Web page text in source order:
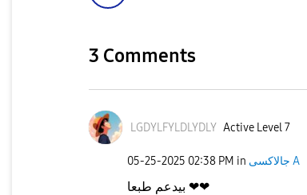
3 Comments
LGDYLFYLDLYDLY Active Level 7
‎05-25-2025 02:38 PM in جالاكسى A
بيدعم طبعا ❤❤